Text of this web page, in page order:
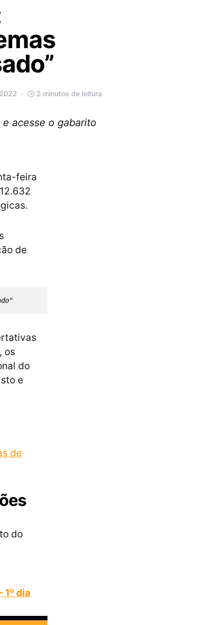
2 minutos de leitura
acesse o gabarito
feira
de
os
do
e
de
do
dia